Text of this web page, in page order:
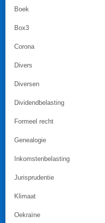
Boek
Box3
Corona
Divers
Diversen
Dividendbelasting
Formeel recht
Genealogie
Inkomstenbelasting
Jurisprudentie
Klimaat
Oekraïne